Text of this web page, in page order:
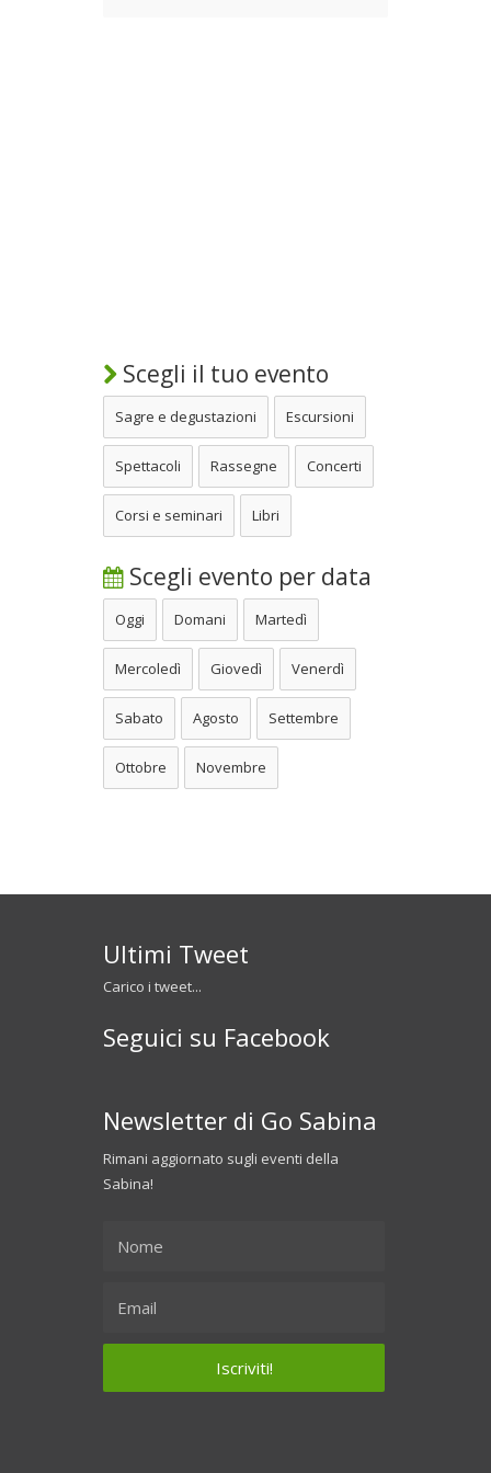
Scegli il tuo evento
Sagre e degustazioni Escursioni
Spettacoli Rassegne Concerti
Corsi e seminari Libri
Scegli evento per data
Oggi Domani Martedì
Mercoledì Giovedì Venerdì
Sabato Agosto Settembre
Ottobre Novembre
Ultimi Tweet
Carico i tweet...
Seguici su Facebook
Newsletter di Go Sabina
Rimani aggiornato sugli eventi della
Sabina!